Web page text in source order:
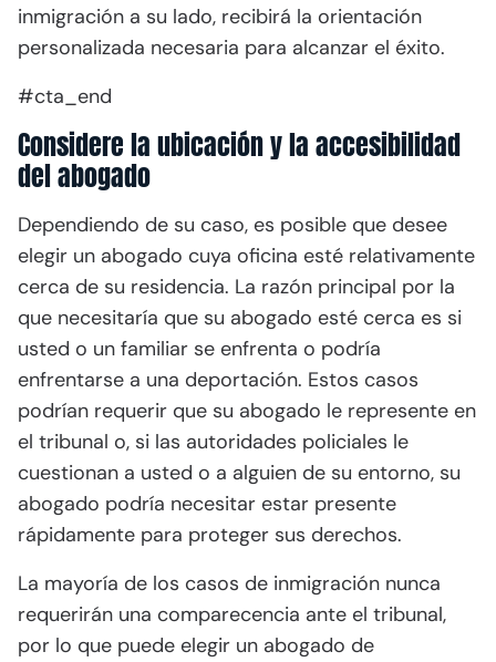
inmigración a su lado, recibirá la orientación
personalizada necesaria para alcanzar el éxito.
#cta_end
Considere la ubicación y la accesibilidad
del abogado
Dependiendo de su caso, es posible que desee
elegir un abogado cuya oficina esté relativamente
cerca de su residencia. La razón principal por la
que necesitaría que su abogado esté cerca es si
usted o un familiar se enfrenta o podría
enfrentarse a una deportación. Estos casos
podrían requerir que su abogado le represente en
el tribunal o, si las autoridades policiales le
cuestionan a usted o a alguien de su entorno, su
abogado podría necesitar estar presente
rápidamente para proteger sus derechos.
La mayoría de los casos de inmigración nunca
requerirán una comparecencia ante el tribunal,
por lo que puede elegir un abogado de